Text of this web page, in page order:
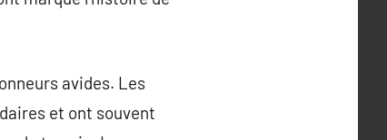
avides. Les
et ont souvent